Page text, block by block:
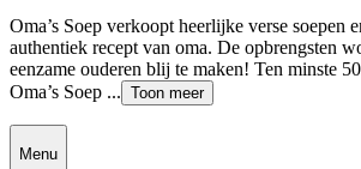
Oma’s Soep verkoopt heerlijke verse soepen
authentiek recept van oma. De opbrengsten
eenzame ouderen blij te maken! Ten minste
Oma’s Soep ... Toon meer
Menu